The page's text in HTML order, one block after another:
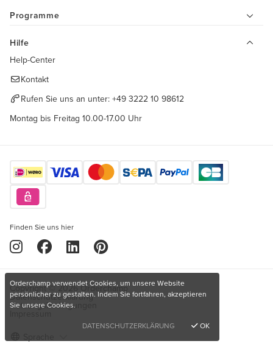
Programme
Hilfe
Help-Center
Kontakt
Rufen Sie uns an unter: +49 3222 10 98612
Montag bis Freitag 10.00-17.00 Uhr
Finden Sie uns hier
Copyright © 2026 Orderchamp
Datenschutzerklärung
Nutzungsbedingungen
Orderchamp verwendet Cookies, um unsere Website
persönlicher zu gestalten. Indem Sie fortfahren, akzeptieren
Sie unsere Cookies.
DATENSCHUTZERKLÄRUNG
OK